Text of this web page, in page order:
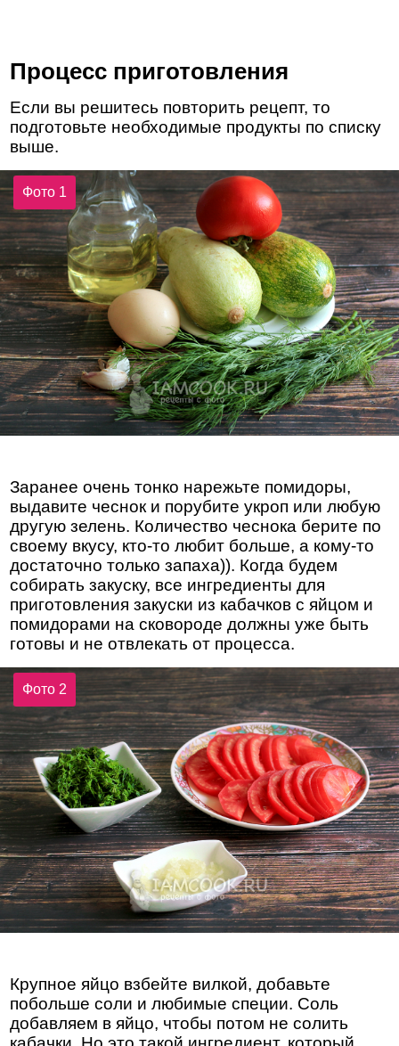
Процесс приготовления
Если вы решитесь повторить рецепт, то
подготовьте необходимые продукты по списку
выше.
Фото 1
Заранее очень тонко нарежьте помидоры,
выдавите чеснок и порубите укроп или любую
другую зелень. Количество чеснока берите по
своему вкусу, кто-то любит больше, а кому-то
достаточно только запаха)). Когда будем
собирать закуску, все ингредиенты для
приготовления закуски из кабачков с яйцом и
помидорами на сковороде должны уже быть
готовы и не отвлекать от процесса.
Фото 2
Крупное яйцо взбейте вилкой, добавьте
побольше соли и любимые специи. Соль
добавляем в яйцо, чтобы потом не солить